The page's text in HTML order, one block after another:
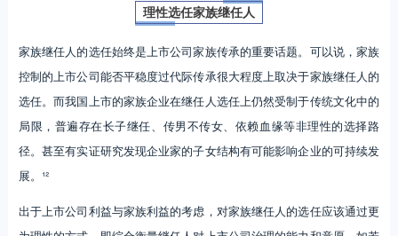
理性选任家族继任人
家族继任人的选任始终是上市公司家族传承的重要话题。可以说，家族
控制的上市公司能否平稳度过代际传承很大程度上取决于家族继任人的
选任。而我国上市的家族企业在继任人选任上仍然受制于传统文化中的
局限，普遍存在长子继任、传男不传女、依赖血缘等非理性的选择路
径。甚至有实证研究发现企业家的子女结构有可能影响企业的可持续发
展。¹²
出于上市公司利益与家族利益的考虑，对家族继任人的选任应该通过更